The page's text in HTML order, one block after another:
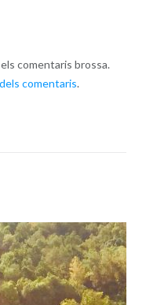
comentaris brossa.
comentaris.